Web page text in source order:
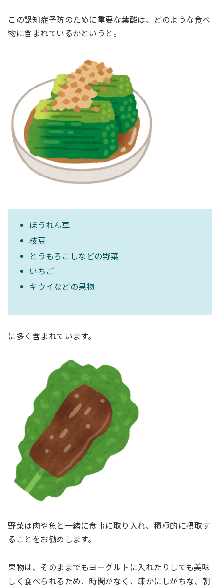
この認知症予防のために重要な葉酸は、どのような食べ
物に含まれているかというと。
ほうれん草
枝豆
とうもろこしなどの野菜
いちご
キウイなどの果物
に多く含まれています。
野菜は肉や魚と一緒に食事に取り入れ、積極的に摂取す
ることをお勧めします。
果物は、そのままでもヨーグルトに入れたりしても美味
しく食べられるため、時間がなく、疎かにしがちな、朝